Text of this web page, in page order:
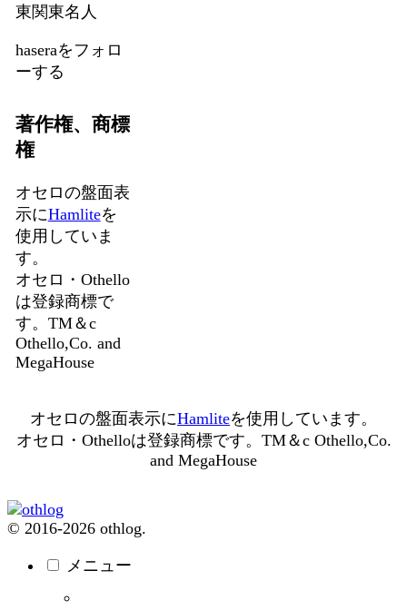
東関東名人
haseraをフォロ
ーする
著作権、商標
権
オセロの盤面表
示にHamliteを
使用していま
す。
オセロ・Othello
は登録商標で
す。TM＆c
Othello,Co. and
MegaHouse
オセロの盤面表示にHamliteを使用しています。
オセロ・Othelloは登録商標です。TM＆c Othello,Co.
and MegaHouse
© 2016-2026 othlog.
メニュー